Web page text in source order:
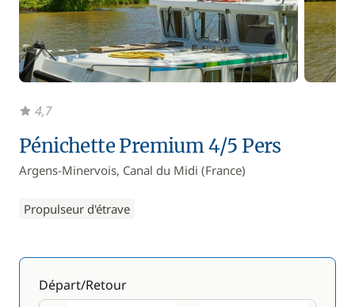
Pénichette Premium 4/5 Pers
Argens-Minervois, Canal du Midi (France)
Propulseur d'étrave
4,7
Départ/Retour